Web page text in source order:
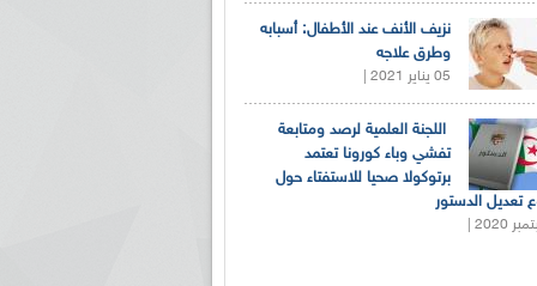
نزيف الأنف عند الأطفال: أسبابه
وطرق علاجه
05 يناير 2021 |
اللجنة العلمية لرصد ومتابعة
تفشي وباء كورونا تعتمد
برتوكولا صحيا للاستفتاء حول
تعديل الدستور